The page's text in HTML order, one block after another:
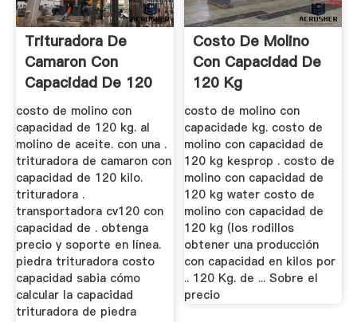
Trituradora De
Camaron Con
Capacidad De 120
Kilos
costo de molino con
capacidad de 120 kg. al
molino de aceite. con una .
trituradora de camaron con
capacidad de 120 kilo.
trituradora .
transportadora cv120 con
capacidad de . obtenga
precio y soporte en línea.
piedra trituradora costo
capacidad sabia cómo
calcular la capacidad
trituradora de piedra
Costo De Molino
Con Capacidad De
120 Kg
costo de molino con
capacidade kg. costo de
molino con capacidad de
120 kg kesprop . costo de
molino con capacidad de
120 kg water costo de
molino con capacidad de
120 kg (los rodillos
obtener una producción
con capacidad en kilos por
.. 120 Kg. de ... Sobre el
precio